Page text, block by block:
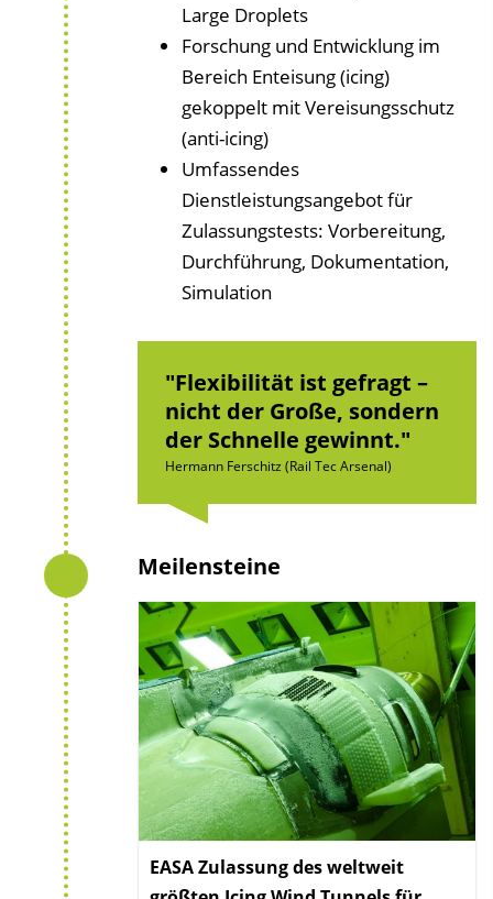
Large Droplets
Forschung und Entwicklung im
Bereich Enteisung (icing)
gekoppelt mit Vereisungsschutz
(anti-icing)
Umfassendes
Dienstleistungsangebot für
Zulassungstests: Vorbereitung,
Durchführung, Dokumentation,
Simulation
Flexibilität ist gefragt –
nicht der Große, sondern
der Schnelle gewinnt.
Hermann Ferschitz (Rail Tec Arsenal)
Meilensteine
EASA Zulassung des weltweit